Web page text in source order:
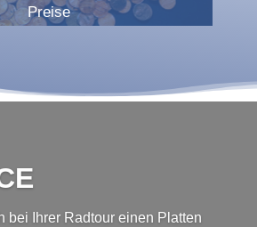
Preise
bei Ihrer Radtour einen Platten